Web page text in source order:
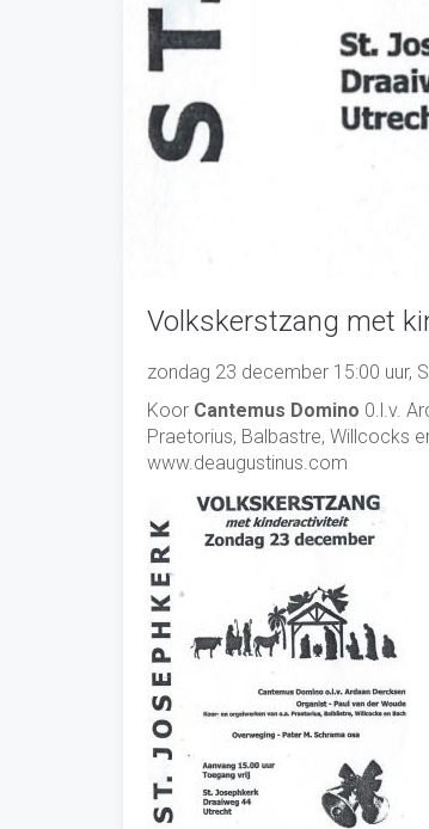
Volkskerstzang met
zondag 23 december 15:00 uur,
Koor Cantemus Domino 0.l.v.
Praetorius, Balbastre, Willcocks
www.deaugustinus.com